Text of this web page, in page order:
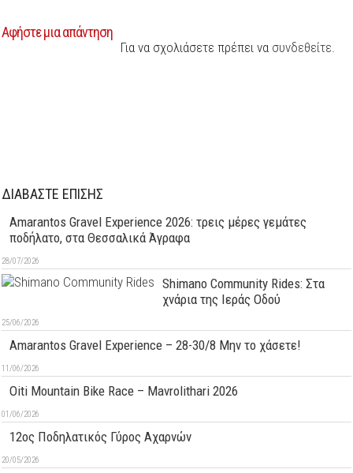
Αφήστε μια απάντηση
Για να σχολιάσετε πρέπει να συνδεθείτε
ΔΙΑΒΑΣΤΕ ΕΠΙΣΗΣ
Amarantos Gravel Experience 2026: τρεις μέρες γεμάτες
ποδήλατο, στα Θεσσαλικά Άγραφα
28/07/2026
Shimano Community Rides: Στα
χνάρια της Ιεράς Οδού
25/06/2026
Amarantos Gravel Experience – 28-30/8 Μην το χάσετε!
11/06/2026
Oiti Mountain Bike Race – Mavrolithari 2026
01/06/2026
12ος Ποδηλατικός Γύρος Αχαρνών
20/05/2026